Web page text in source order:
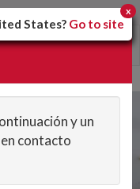
Spain del sitio.
Toggle
States? Go to site
x
×
y un
contacto